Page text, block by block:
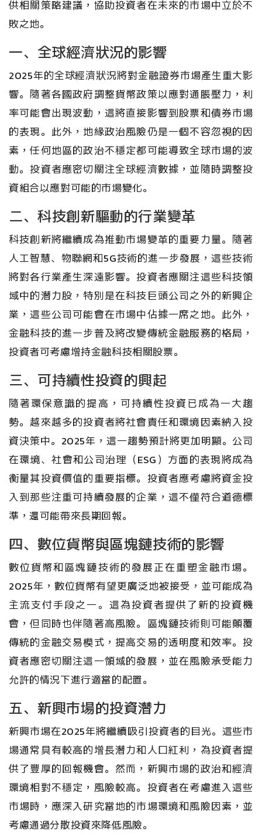
供相關策略建議，協助投資者在未來的市場中立於不
敗之地。
一、全球經濟狀況的影響
2025年的全球經濟狀況將對金融證券市場產生重大影
響。隨著各國政府調整貨幣政策以應對通脹壓力，利
率可能會出現波動，這將直接影響到股票和債券市場
的表現。此外，地緣政治風險仍是一個不容忽視的因
素，任何地區的政治不穩定都可能導致全球市場的波
動。投資者應密切關注全球經濟數據，並隨時調整投
資組合以應對可能的市場變化。
二、科技創新驅動的行業變革
科技創新將繼續成為推動市場變革的重要力量。隨著
人工智慧、物聯網和5G技術的進一步發展，這些技術
將對各行業產生深遠影響。投資者應關注這些科技領
域中的潛力股，特別是在科技巨頭公司之外的新興企
業，這些公司可能會在市場中佔據一席之地。此外，
金融科技的進一步普及將改變傳統金融服務的格局，
投資者可考慮增持金融科技相關股票。
三、可持續性投資的興起
隨著環保意識的提高，可持續性投資已成為一大趨
勢。越來越多的投資者將社會責任和環境因素納入投
資決策中。2025年，這一趨勢預計將更加明顯。公司
在環境、社會和公司治理（ESG）方面的表現將成為
衡量其投資價值的重要指標。投資者應考慮將資金投
入到那些注重可持續發展的企業，這不僅符合道德標
準，還可能帶來長期回報。
四、數位貨幣與區塊鏈技術的影響
數位貨幣和區塊鏈技術的發展正在重塑金融市場。
2025年，數位貨幣有望更廣泛地被接受，並可能成為
主流支付手段之一。這為投資者提供了新的投資機
會，但同時也伴隨著高風險。區塊鏈技術則可能顛覆
傳統的金融交易模式，提高交易的透明度和效率。投
資者應密切關注這一領域的發展，並在風險承受能力
允許的情況下進行適當的配置。
五、新興市場的投資潛力
新興市場在2025年將繼續吸引投資者的目光。這些市
場通常具有較高的增長潛力和人口紅利，為投資者提
供了豐厚的回報機會。然而，新興市場的政治和經濟
環境相對不穩定，風險較高。投資者在考慮進入這些
市場時，應深入研究當地的市場環境和風險因素，並
考慮通過分散投資來降低風險。